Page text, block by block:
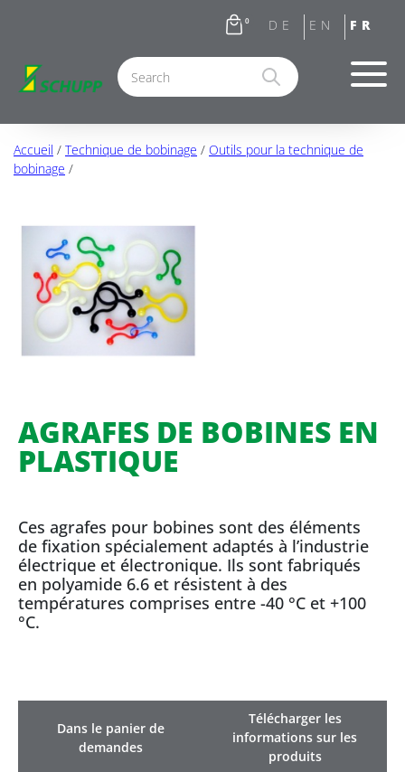
0
Accueil / Technique de bobinage / Outils pour la technique de
bobinage /
AGRAFES DE BOBINES EN
PLASTIQUE
Ces agrafes pour bobines sont des éléments
de fixation spécialement adaptés à l’industrie
électrique et électronique. Ils sont fabriqués
en polyamide 6.6 et résistent à des
températures comprises entre -40 °C et +100
°C.
Dans le panier de
demandes
Télécharger les
informations sur les
produits